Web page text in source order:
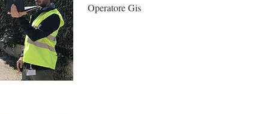
Operatore Gis